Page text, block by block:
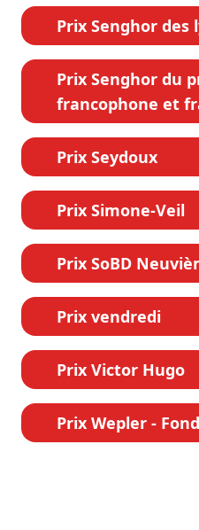
Prix Senghor des
Prix Senghor du
francophone et
Prix Seydoux
Prix Simone-Veil
Prix SoBD
Prix vendredi
Prix Victor Hugo
Prix Wepler -